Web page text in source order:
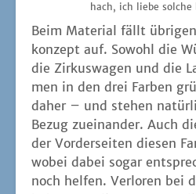
hach, ich lie­be sol­che
Beim Mate­ri­al fällt
kon­zept auf. Sowohl die
die Zir­kus­wa­gen und die
men in den drei Far­ben
daher – und ste­hen
Bezug zuein­an­der. Auch
der Vor­der­sei­ten die­sen
wobei dabei sogar
noch hel­fen. Ver­lo­ren bei